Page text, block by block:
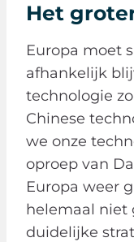
Het
Europa moet
afhankelijk
technologie
Chinese
we onze
oproep van
Europa weer
helemaal niet
duidelijke